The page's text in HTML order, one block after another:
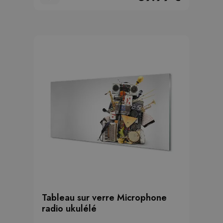
Tableau sur verre Microphone
radio ukulélé